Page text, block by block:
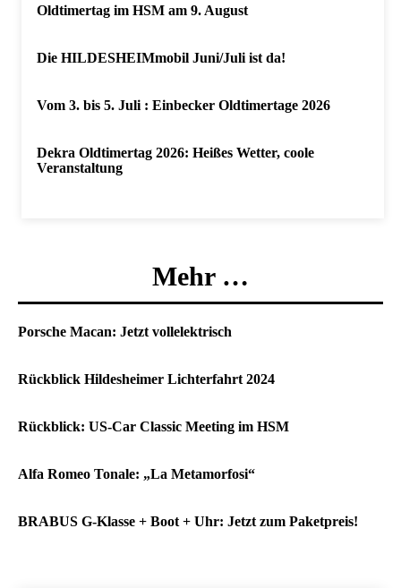
Oldtimertag im HSM am 9. August
Die HILDESHEIMmobil Juni/Juli ist da!
Vom 3. bis 5. Juli : Einbecker Oldtimertage 2026
Dekra Oldtimertag 2026: Heißes Wetter, coole
Veranstaltung
Mehr …
Porsche Macan: Jetzt vollelektrisch
Rückblick Hildesheimer Lichterfahrt 2024
Rückblick: US-Car Classic Meeting im HSM
Alfa Romeo Tonale: „La Metamorfosi“
BRABUS G-Klasse + Boot + Uhr: Jetzt zum Paketpreis!